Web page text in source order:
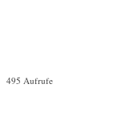
über Schul-
495 Aufrufe